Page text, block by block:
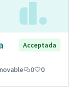
Acceptada
0 0